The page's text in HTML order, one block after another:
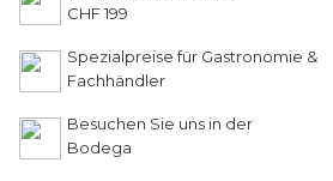
CHF 199
Spezialpreise für Gastronomie &
Fachhändler
Besuchen Sie uns in der
Bodega